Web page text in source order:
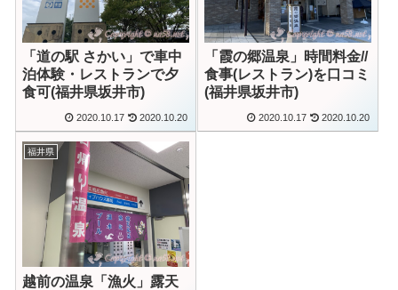
「道の駅 さかい」で車中
泊体験・レストランで夕
食可(福井県坂井市)
2020.10.17 2020.10.20
「霞の郷温泉」時間料金//
食事(レストラン)を口コミ
(福井県坂井市)
2020.10.17 2020.10.20
福井県
越前の温泉「漁火」露天